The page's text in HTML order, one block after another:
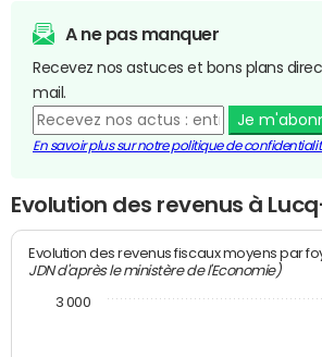
A ne pas manquer
Recevez nos astuces et bons plans
mail.
Je
En savoir plus sur notre politique de
Evolution des revenus à
Evolution des revenus fiscaux moyens par
JDN d'après le ministère de l'Economie)
3 000